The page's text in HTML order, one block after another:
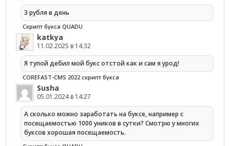
3 рубля в день
Скрипт букса QUADU
katkya
11.02.2025 в 14:32
Я тупой дебил мой букс отстой как и сам я урод!
COREFAST-CMS 2022 скрипт букса
Susha
05.01.2024 в 14:27
А сколько можно заработать на буксе, например с
посещаемостью 1000 уников в сутки? Смотрю у многих
буксов хорошая посещаемость.